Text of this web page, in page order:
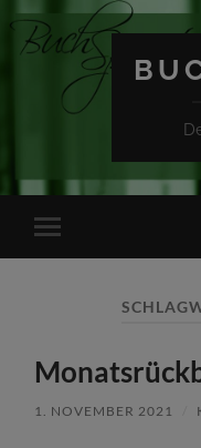
Mobile-
Menü
1. NOVEMBER 2021